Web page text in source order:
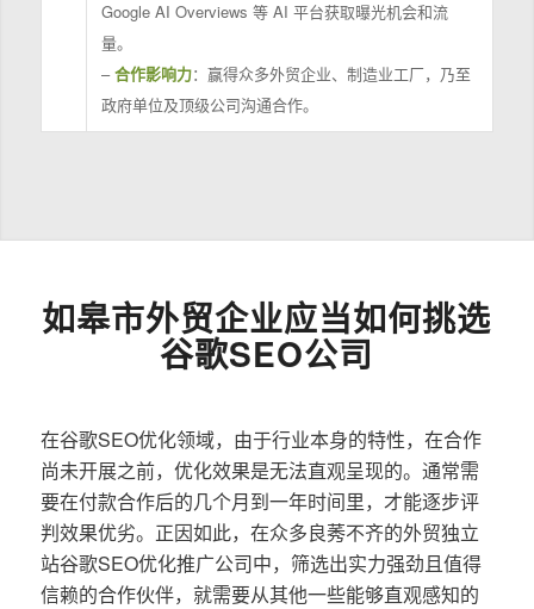
Google AI Overviews 等 AI 平台获取曝光机会和流
量。
–合作影响力：赢得众多外贸企业、制造业工厂，乃至
政府单位及顶级公司沟通合作。
如皋市外贸企业应当如何挑选
谷歌SEO公司
在谷歌SEO优化领域，由于行业本身的特性，在合作
尚未开展之前，优化效果是无法直观呈现的。通常需
要在付款合作后的几个月到一年时间里，才能逐步评
判效果优劣。正因如此，在众多良莠不齐的外贸独立
站谷歌SEO优化推广公司中，筛选出实力强劲且值得
信赖的合作伙伴，就需要从其他一些能够直观感知的